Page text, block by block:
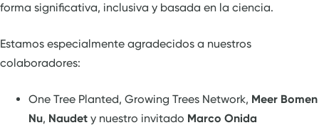
forma significativa, inclusiva y basada en la ciencia.
Estamos especialmente agradecidos a nuestros
colaboradores:
One Tree Planted, Growing Trees Network, Meer Bomen
Nu, Naudet y nuestro invitado Marco Onida